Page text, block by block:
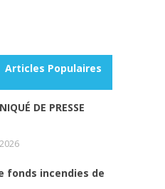
Articles Populaires
DE PRESSE
fonds incendies de